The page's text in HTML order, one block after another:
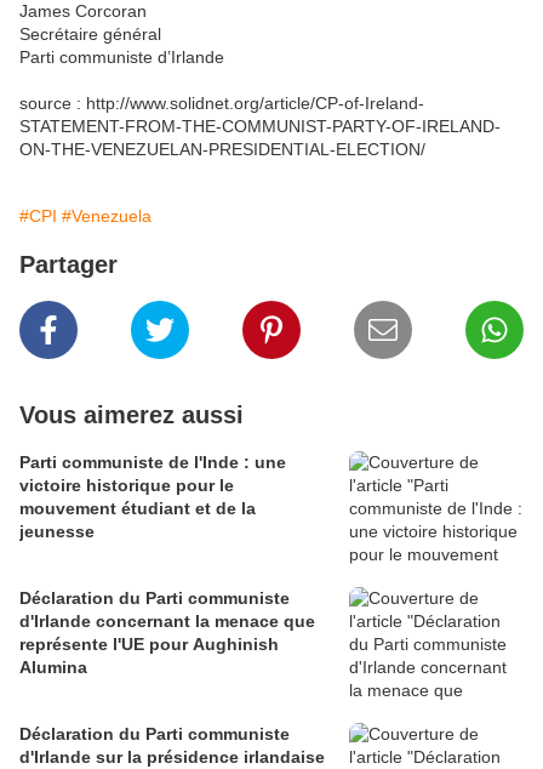
James Corcoran
Secrétaire général
Parti communiste d’Irlande
source : http://www.solidnet.org/article/CP-of-Ireland-
STATEMENT-FROM-THE-COMMUNIST-PARTY-OF-IRELAND-
ON-THE-VENEZUELAN-PRESIDENTIAL-ELECTION/
#CPI #Venezuela
Partager
Vous aimerez aussi
Parti communiste de l'Inde : une
victoire historique pour le
mouvement étudiant et de la
jeunesse
Déclaration du Parti communiste
d'Irlande concernant la menace que
représente l'UE pour Aughinish
Alumina
Déclaration du Parti communiste
d'Irlande sur la présidence irlandaise